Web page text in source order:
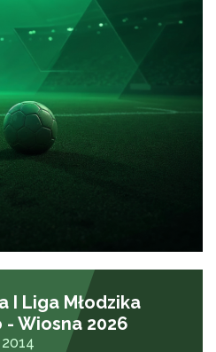
I Liga Młodzika
- Wiosna 2026
2014